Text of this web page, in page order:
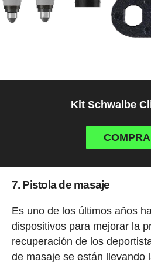
Kit Schwalbe
7. Pistola de masaje
Es uno de los últimos años
dispositivos para mejorar la
recuperación de los
de masaje se están llevando